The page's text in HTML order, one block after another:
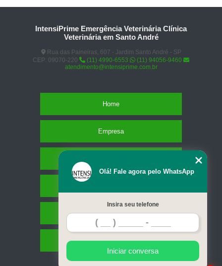
IntensiPrime Emergência Veterinária Clínica
Veterinária em Santo André
Rua das Paineiras, 607 - Jardim Santo André - SP
CEP: 09070-220
(11) 4990-6553
(11) 94056-9460
atendimento@intensiprime.com.br
Home
Empresa
Contato
Mapa do site
Olá! Fale agora pelo WhatsApp
Insira seu telefone
Iniciar conversa